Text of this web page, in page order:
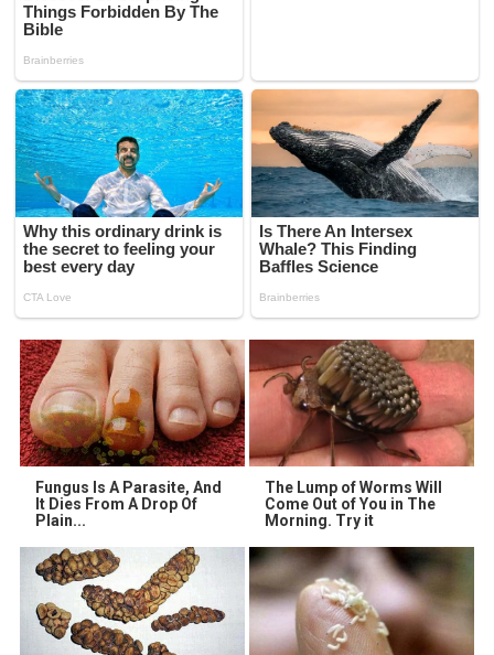
Fungus Is A Parasite, And
It Dies From A Drop Of
Plain...
The Lump of Worms Will
Come Out of You in The
Morning. Try it